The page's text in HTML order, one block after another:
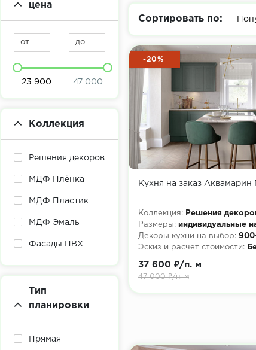
цена
от до
23 900 47 000
Коллекция
Решения декоров
МДФ Плёнка
МДФ Пластик
МДФ Эмаль
Фасады ПВХ
Тип
планировки
Прямая
Сортировать по:
-20%
Кухня на заказ Аквамарин
Коллекция:
Решения
Размеры: индивидуальные
Декоры кухни на выбор:
Эскиз и расчет стоимости:
37 600 ₽/п. м
47 000 ₽/п. м